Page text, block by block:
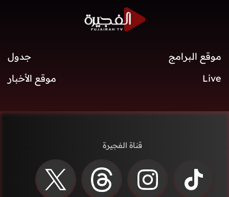
موقع البرامج
جدول
Live
موقع الأخبار
قناة الفجيرة